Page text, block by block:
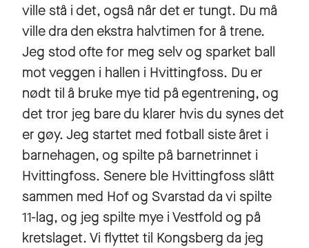
ville stå i det, også når det er tungt. Du må
ville dra den ekstra halvtimen for å trene.
Jeg stod ofte for meg selv og sparket ball
mot veggen i hallen i Hvittingfoss. Du er
nødt til å bruke mye tid på egentrening, og
det tror jeg bare du klarer hvis du synes det
er gøy. Jeg startet med fotball siste året i
barnehagen, og spilte på barnetrinnet i
Hvittingfoss. Senere ble Hvittingfoss slått
sammen med Hof og Svarstad da vi spilte
11-lag, og jeg spilte mye i Vestfold og på
kretslaget. Vi flyttet til Kongsberg da jeg